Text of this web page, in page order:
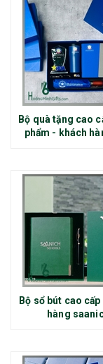
Bộ quà tặng cao
phẩm - khách
Bộ sổ bút cao
hàng